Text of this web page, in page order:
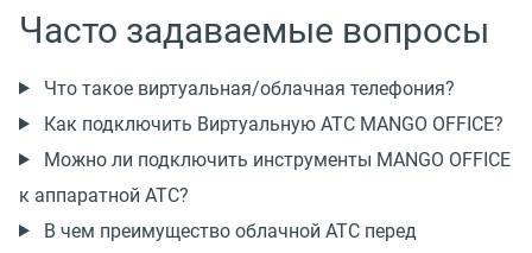
Часто задаваемые вопросы
Что такое виртуальная/облачная телефония?
Как подключить Виртуальную АТС MANGO OFFICE?
Можно ли подключить инструменты MANGO OFFICE
к аппаратной АТС?
В чем преимущество облачной АТС перед